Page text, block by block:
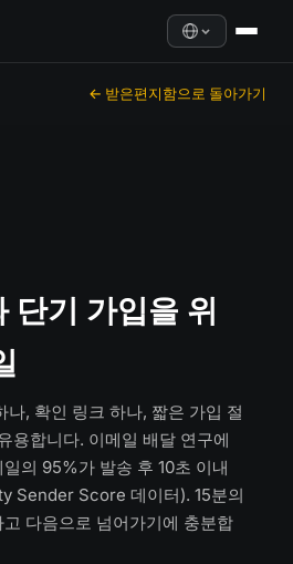
← 받은편지함으로 돌아가기
단기 가입을 위
나, 확인 링크 하나, 짧은 가입 절
용합니다. 이메일 배달 연구에
의 95%가 발송 후 10초 이내
Sender Score 데이터). 15분의
다음으로 넘어가기에 충분합